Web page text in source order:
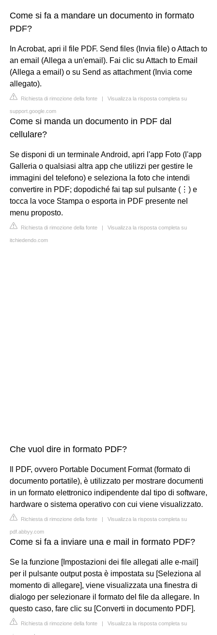
Come si fa a mandare un documento in formato
PDF?
In Acrobat, apri il file PDF. Send files (Invia file) o Attach to
an email (Allega a un'email). Fai clic su Attach to Email
(Allega a email) o su Send as attachment (Invia come
allegato).
Richiesta di rimozione della fonte | Visualizza la risposta completa su
support.google.com
Come si manda un documento in PDF dal
cellulare?
Se disponi di un terminale Android, apri l'app Foto (l'app
Galleria o qualsiasi altra app che utilizzi per gestire le
immagini del telefono) e seleziona la foto che intendi
convertire in PDF; dopodiché fai tap sul pulsante (⋮) e
tocca la voce Stampa o esporta in PDF presente nel
menu proposto.
Richiesta di rimozione della fonte | Visualizza la risposta completa su
itchiedendo.com
Che vuol dire in formato PDF?
Il PDF, ovvero Portable Document Format (formato di
documento portatile), è utilizzato per mostrare documenti
in un formato elettronico indipendente dal tipo di software,
hardware o sistema operativo con cui viene visualizzato.
Richiesta di rimozione della fonte | Visualizza la risposta completa su
pdf.abbyy.com
Come si fa a inviare una e mail in formato PDF?
Se la funzione [Impostazioni dei file allegati alle e-mail]
per il pulsante output posta è impostata su [Seleziona al
momento di allegare], viene visualizzata una finestra di
dialogo per selezionare il formato del file da allegare. In
questo caso, fare clic su [Converti in documento PDF].
Richiesta di rimozione della fonte | Visualizza la risposta completa su